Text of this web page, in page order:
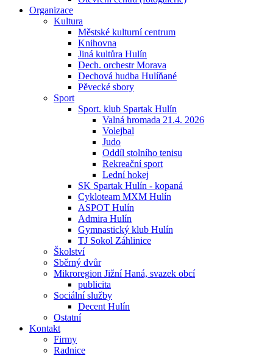
Organizace
Kultura
Městské kulturní centrum
Knihovna
Jiná kultůra Hulín
Dech. orchestr Morava
Dechová hudba Hulíňané
Pěvecké sbory
Sport
Sport. klub Spartak Hulín
Valná hromada 21.4. 2026
Volejbal
Judo
Oddíl stolního tenisu
Rekreační sport
Lední hokej
SK Spartak Hulín - kopaná
Cykloteam MXM Hulín
ASPOT Hulín
Admira Hulín
Gymnastický klub Hulín
TJ Sokol Záhlinice
Školství
Sběrný dvůr
Mikroregion Jižní Haná, svazek obcí
publicita
Sociální služby
Decent Hulín
Ostatní
Kontakt
Firmy
Radnice